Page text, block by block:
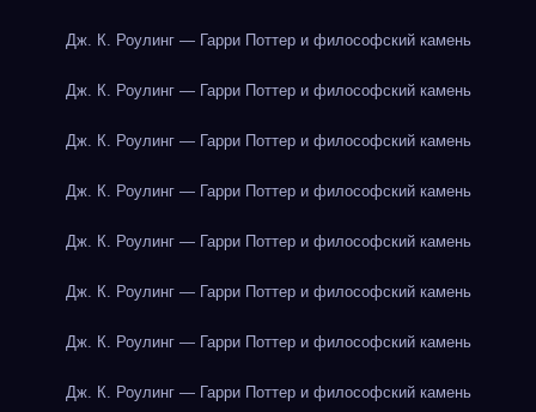
Дж. К. Роулинг — Гарри Поттер и философский камень
Дж. К. Роулинг — Гарри Поттер и философский камень
Дж. К. Роулинг — Гарри Поттер и философский камень
Дж. К. Роулинг — Гарри Поттер и философский камень
Дж. К. Роулинг — Гарри Поттер и философский камень
Дж. К. Роулинг — Гарри Поттер и философский камень
Дж. К. Роулинг — Гарри Поттер и философский камень
Дж. К. Роулинг — Гарри Поттер и философский камень